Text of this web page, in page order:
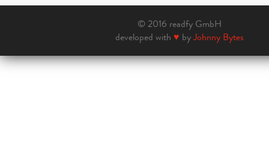
© 2016 readfy GmbH
developed with ♥ byJohnny Bytes